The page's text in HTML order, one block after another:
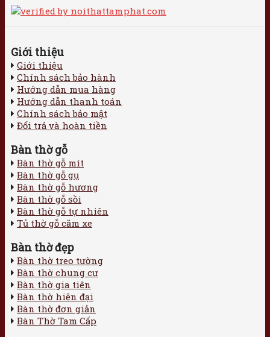
Giới thiệu
Giới thiệu
Chính sách bảo hành
Hướng dẫn mua hàng
Hướng dẫn thanh toán
Chính sách bảo mật
Đổi trả và hoàn tiền
Bàn thờ gỗ
Bàn thờ gỗ mít
Bàn thờ gỗ gụ
Bàn thờ gỗ hương
Bàn thờ gỗ sồi
Bàn thờ gỗ tự nhiên
Tủ thờ gỗ căm xe
Bàn thờ đẹp
Bàn thờ treo tường
Bàn thờ chung cư
Bàn thờ gia tiên
Bàn thờ hiện đại
Bàn thờ đơn giản
Bàn Thờ Tam Cấp